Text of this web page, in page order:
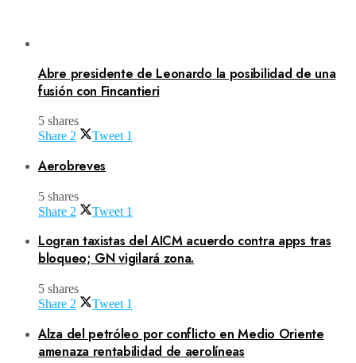
Abre presidente de Leonardo la posibilidad de una
fusión con Fincantieri
5 shares
Share 2 Tweet 1
Aerobreves
5 shares
Share 2 Tweet 1
Logran taxistas del AICM acuerdo contra apps tras
bloqueo; GN vigilará zona.
5 shares
Share 2 Tweet 1
Alza del petróleo por conflicto en Medio Oriente
amenaza rentabilidad de aerolíneas